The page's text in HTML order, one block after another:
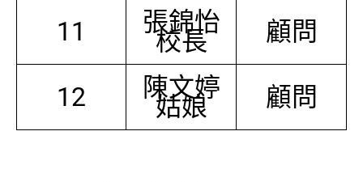
11 張錦怡
校長 顧問
12 陳文婷
姑娘 顧問